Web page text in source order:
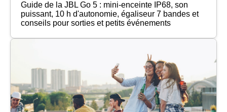
Guide de la JBL Go 5 : mini-enceinte IP68, son
puissant, 10 h d'autonomie, égaliseur 7 bandes et
conseils pour sorties et petits événements